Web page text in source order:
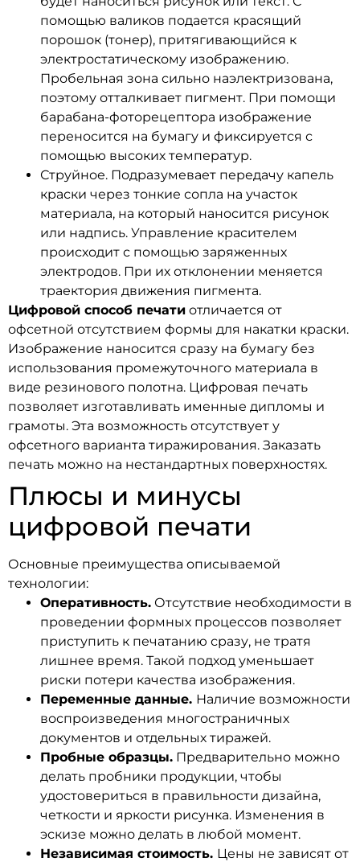
помощью валиков подается красящий
порошок (тонер), притягивающийся к
электростатическому изображению.
Пробельная зона сильно наэлектризована,
поэтому отталкивает пигмент. При помощи
барабана-фоторецептора изображение
переносится на бумагу и фиксируется с
помощью высоких температур.
Струйное. Подразумевает передачу капель
краски через тонкие сопла на участок
материала, на который наносится рисунок
или надпись. Управление красителем
происходит с помощью заряженных
электродов. При их отклонении меняется
траектория движения пигмента.
Цифровой способ печати отличается от
офсетной отсутствием формы для накатки краски.
Изображение наносится сразу на бумагу без
использования промежуточного материала в
виде резинового полотна. Цифровая печать
позволяет изготавливать именные дипломы и
грамоты. Эта возможность отсутствует у
офсетного варианта тиражирования. Заказать
печать можно на нестандартных поверхностях.
Плюсы и минусы
цифровой печати
Основные преимущества описываемой
технологии:
Оперативность. Отсутствие необходимости в
проведении формных процессов позволяет
приступить к печатанию сразу, не тратя
лишнее время. Такой подход уменьшает
риски потери качества изображения.
Переменные данные. Наличие возможности
воспроизведения многостраничных
документов и отдельных тиражей.
Пробные образцы. Предварительно можно
делать пробники продукции, чтобы
удостовериться в правильности дизайна,
четкости и яркости рисунка. Изменения в
эскизе можно делать в любой момент.
Независимая стоимость. Цены не зависят от